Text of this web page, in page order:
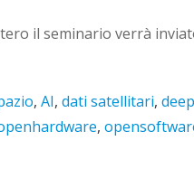
il seminario verrà
, AI, dati satellitari,
,